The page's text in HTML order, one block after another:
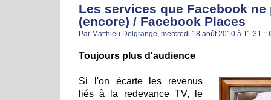
Les services que Facebook ne
(encore) / Facebook Places
Par Matthieu Delgrange, mercredi 18 août 2010 à 11:31 ::
Toujours plus d'audience
Si l'on écarte les revenus
liés à la redevance TV, le